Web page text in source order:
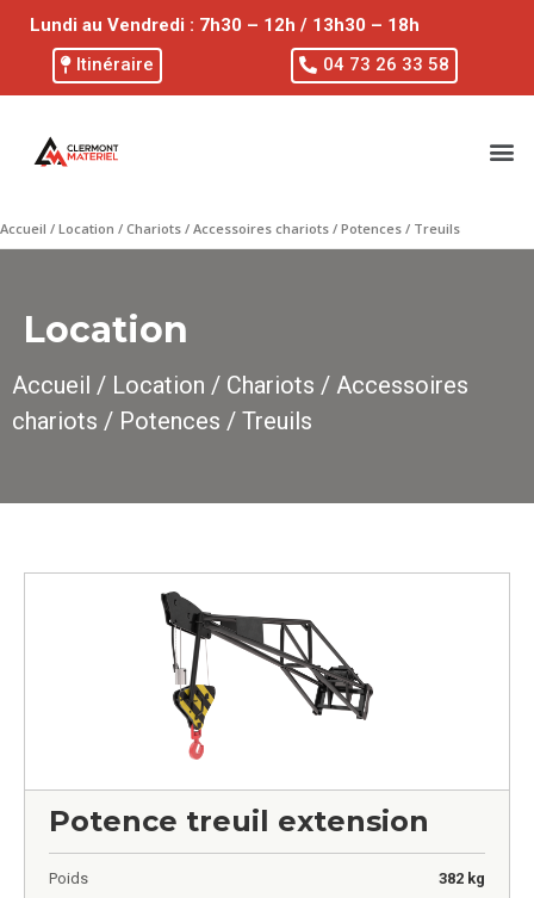
Lundi au Vendredi : 7h30 – 12h / 13h30 – 18h
Itinéraire
04 73 26 33 58
Accueil / Location / Chariots / Accessoires chariots / Potences / Treuils
Location
Accueil / Location / Chariots / Accessoires
chariots / Potences / Treuils
Potence treuil extension
Poids 382 kg